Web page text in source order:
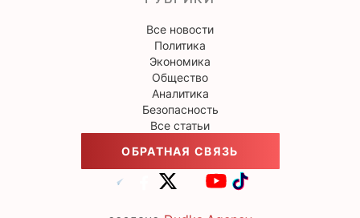
Все новости
Политика
Экономика
Общество
Аналитика
Безопасность
Все статьи
ОБРАТНАЯ СВЯЗЬ